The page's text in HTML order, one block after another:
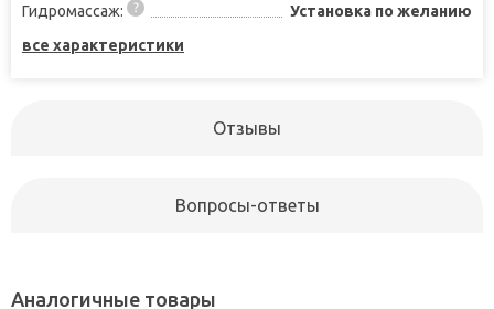
Гидромассаж:
Установка по желанию
все характеристики
Отзывы
Вопросы-ответы
Аналогичные товары